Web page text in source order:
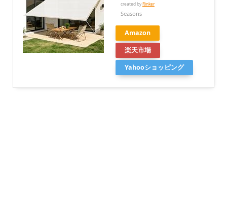
created byRinker
Seasons
Amazon
楽天市場
Yahooショッピング